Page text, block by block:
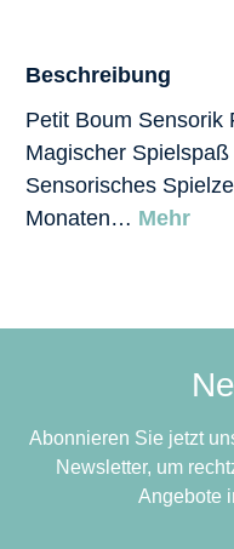
Beschreibung
Petit Boum Sensorik
Magischer
Sensorisches
Monaten… Mehr
Abonnieren Sie jetzt
Newsletter, um
Angebote